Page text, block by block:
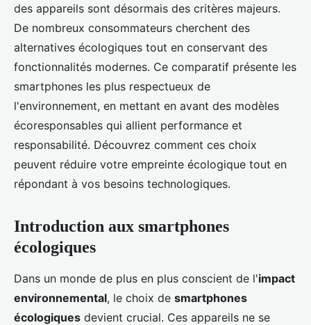
des appareils sont désormais des critères majeurs.
De nombreux consommateurs cherchent des
alternatives écologiques tout en conservant des
fonctionnalités modernes. Ce comparatif présente les
smartphones les plus respectueux de
l'environnement, en mettant en avant des modèles
écoresponsables qui allient performance et
responsabilité. Découvrez comment ces choix
peuvent réduire votre empreinte écologique tout en
répondant à vos besoins technologiques.
Introduction aux smartphones
écologiques
Dans un monde de plus en plus conscient de l'impact
environnemental, le choix de smartphones
écologiques devient crucial. Ces appareils ne se